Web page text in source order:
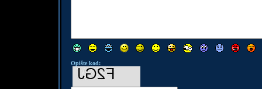
Opište kod: